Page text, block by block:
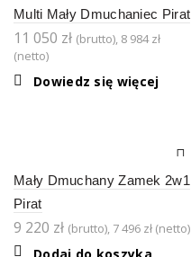
Multi Mały Dmuchaniec Pirat
11 050 zł (brutto), 8 984zł
(netto)
Dowiedz się więcej
Mały Dmuchany Zamek 2w1
Pirat
9 220 zł (brutto), 7 496 zł (netto)